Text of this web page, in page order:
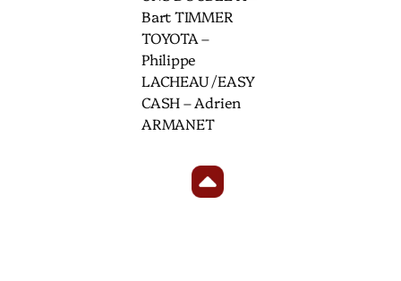
Bart TIMMER
TOYOTA –
Philippe
LACHEAU /EASY
CASH – Adrien
ARMANET